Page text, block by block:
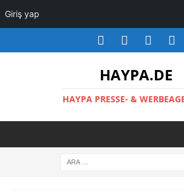
HAYPA.DE
HAYPA PRESSE- &
Giriş yap